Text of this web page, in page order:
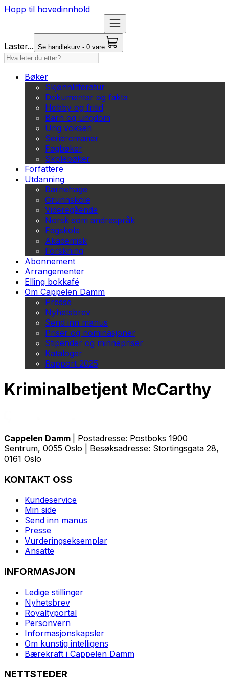
Hopp til hovedinnhold
Laster... Se handlekurv - 0 vare
Bøker
Skjønnlitteratur
Dokumentar og fakta
Hobby og fritid
Barn og ungdom
Ung voksen
Serieromaner
Fagbøker
Skolebøker
Forfattere
Utdanning
Barnehage
Grunnskole
Videregående
Norsk som andrespråk
Fagskole
Akademisk
Forskning
Abonnement
Arrangementer
Elling bokkafé
Om Cappelen Damm
Presse
Nyhetsbrev
Send inn manus
Priser og nominasjoner
Stipender og minnepriser
Kataloger
Rapport 2025
Kriminalbetjent McCarthy
Cappelen Damm
| Postadresse: Postboks 1900
Sentrum, 0055 Oslo | Besøksadresse: Stortingsgata 28,
0161 Oslo
KONTAKT OSS
Kundeservice
Min side
Send inn manus
Presse
Vurderingseksemplar
Ansatte
INFORMASJON
Ledige stillinger
Nyhetsbrev
Royaltyportal
Personvern
Informasjonskapsler
Om kunstig intelligens
Bærekraft i Cappelen Damm
NETTSTEDER